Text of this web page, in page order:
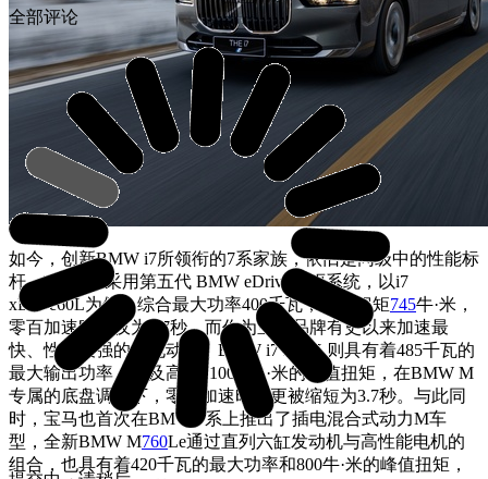
如今，创新BMW i7所领衔的7系家族，依旧是同级中的性能标
杆。BMW i7采用第五代 BMW eDrive电驱系统，以i7
xDrive60L为例，综合最大功率400千瓦，峰值扭矩745牛·米，
零百加速时间仅为4.7秒。而作为宝马品牌有史以来加速最
快、性能最强的纯电动车，BMW i7 M70L则具有着485千瓦的
最大输出功率，以及高达1100N牛·米的峰值扭矩，在BMW M
专属的底盘调教下，零百加速时间更被缩短为3.7秒。与此同
时，宝马也首次在BMW 7系上推出了插电混合式动力M车
型，全新BMW M760Le通过直列六缸发动机与高性能电机的
组合，也具有着420千瓦的最大功率和800牛·米的峰值扭矩，
全部评论